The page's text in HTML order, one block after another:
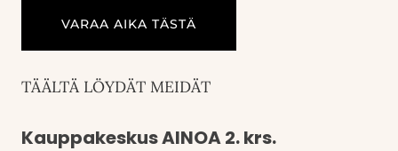
VARAA AIKA TÄSTÄ
TÄÄLTÄ LÖYDÄT MEIDÄT
Kauppakeskus AINOA 2. krs.